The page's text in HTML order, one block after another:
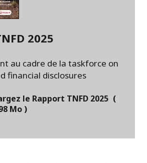
2025
au cadre de la taskforce on
financial disclosures
le Rapport TNFD 2025 (
Mo )